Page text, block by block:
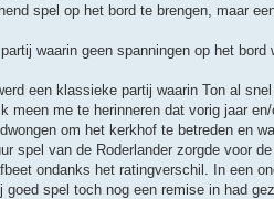
spel op het bord te brengen, maar
waarin geen spanningen op het bord
een klassieke partij waarin Ton al
meen me te herinneren dat vorig jaar
om het kerkhof te betreden en
spel van de Roderlander zorgde voor de
ondanks het ratingverschil. In een
spel toch nog een remise in had